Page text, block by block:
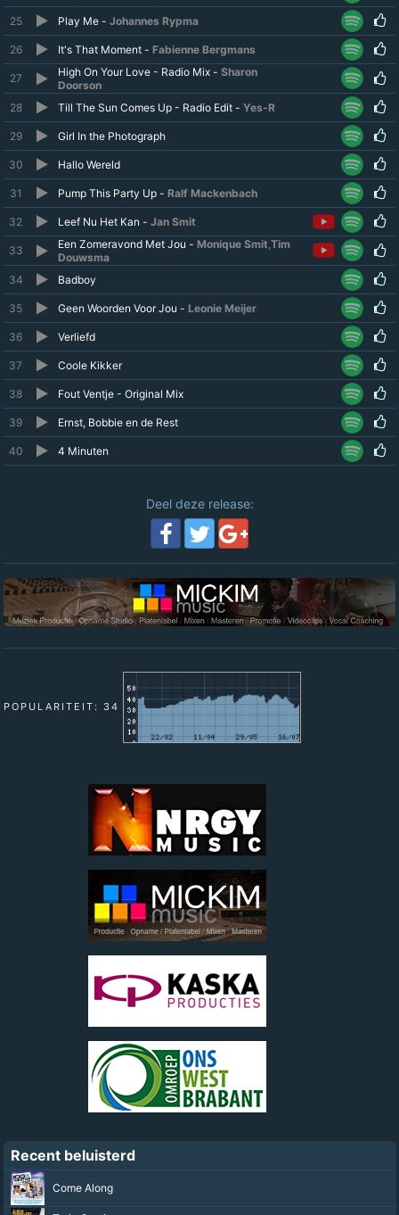
25 Play Me - Johannes Rypma
26 It's That Moment - Fabienne Bergmans
27 High On Your Love - Radio Mix - Sharon
Doorson
28
Till The Sun Comes Up - Radio Edit - Yes-R
29 Girl In the Photograph
30 Hallo Wereld
31 Pump This Party Up - Ralf Mackenbach
32 Leef Nu Het Kan - Jan Smit
33 Een Zomeravond Met Jou - Monique Smit,Tim
Douwsma
34
Badboy
35 Geen Woorden Voor Jou - Leonie Meijer
36 Verliefd
37 Coole Kikker
38 Fout Ventje - Original Mix
39 Ernst, Bobbie en de Rest
40 4 Minuten
Deel deze release:
POPULARITEIT: 34
Recent beluisterd
Come Along